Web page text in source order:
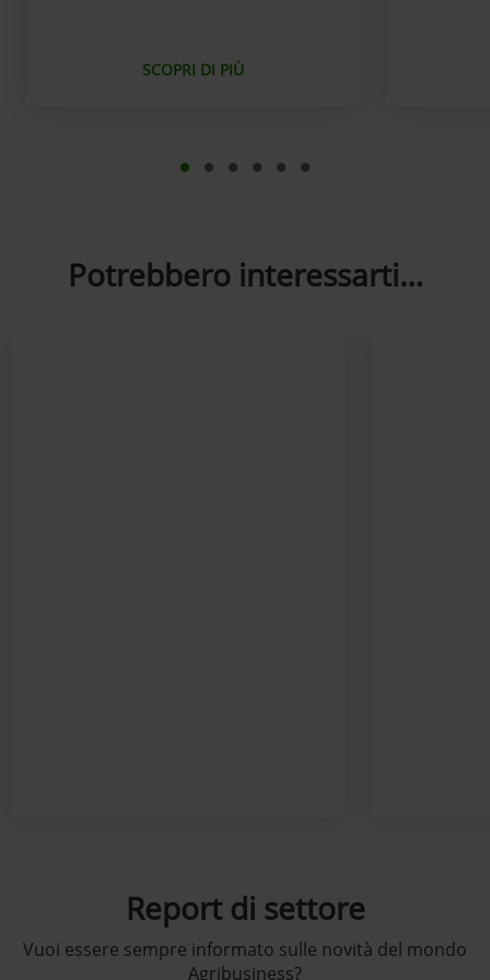
SCOPRI DI PIÙ
Potrebbero interessarti…
Report di settore
Vuoi essere sempre informato sulle novità del mondo
Agribusiness?